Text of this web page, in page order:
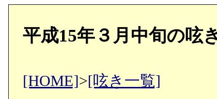
平成15年３月中旬の呟
[HOME]>[呟き一覧]